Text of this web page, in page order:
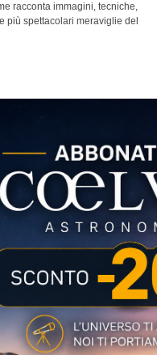
racconta immagini, tecniche,
più spettacolari meraviglie del